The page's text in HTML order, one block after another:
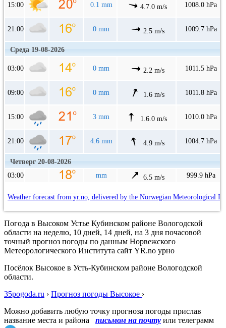
15:00 0.1 mm 4.7.0 m/s 1008.0 hPa
21:00 0 mm 2.5 m/s 1009.7 hPa
Среда 19-08-2026
03:00 0 mm 2.2 m/s 1011.5 hPa
09:00 0 mm 1.6 m/s 1011.8 hPa
15:00 3 mm 1.6.0 m/s 1010.0 hPa
21:00 4.6 mm 4.9 m/s 1004.7 hPa
Четверг 20-08-2026
03:00
mm 6.5 m/s 999.9 hPa
Weather forecast from yr.no, delivered by the Norwegian Meteorological
Погода в Высоком Устье Кубинском районе Вологодской
области на неделю, 10 дней, 14 дней, на 3 дня почасовой
точный прогноз погоды по данным Норвежского
Метеорологического Института сайт YR.no урно
Посёлок Высокое в Усть-Кубинском районе Вологодской
области.
35pogoda.ru › Прогноз погоды Высокое ›
Можно добавить любую точку прогноза погоды прислав
название места и района
письмом на почту или телеграмм